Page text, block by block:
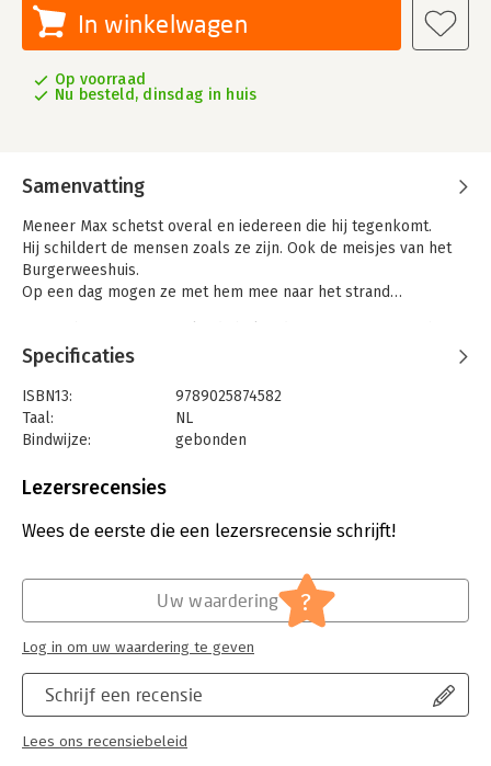
In winkelwagen
Op voorraad
Nu besteld, dinsdag in huis
Samenvatting
Meneer Max schetst overal en iedereen die hij tegenkomt.
Hij schildert de mensen zoals ze zijn. Ook de meisjes van het
Burgerweeshuis.
Op een dag mogen ze met hem mee naar het strand…
schilder.
Aan het begin van zijn carrière kwam hij naar Nederland om het
werk van Frans Hals te bestuderen. Hij raakte bevriend met de
schilders van de Haagse School en keerde jaar na jaar terug
om naast sociale onderwerpen zijn geliefde Noordzee te
Specificaties
ISBN13:
9789025874582
Taal:
NL
Bindwijze:
gebonden
Uitgever:
Verschijningsdatum:
21-3-2018
Kunstprentenboeken
Lezersrecensies
Wees de eerste die een lezersrecensie schrijft!
Schrijf een recensie
Lees ons recensiebeleid
Uw waardering ?
Log in om uw waardering te geven